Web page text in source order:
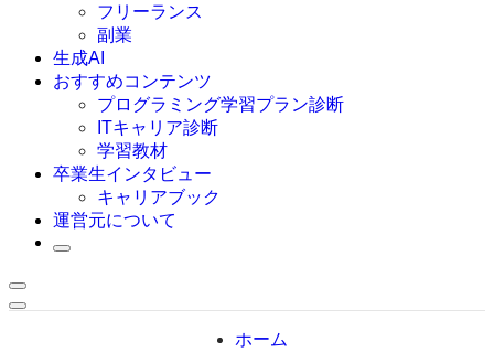
JavaScript
Swift
Ruby
その他言語
フリーランス
副業
生成AI
おすすめコンテンツ
プログラミング学習プラン診断
ITキャリア診断
学習教材
卒業生インタビュー
キャリアブック
運営元について
ホーム